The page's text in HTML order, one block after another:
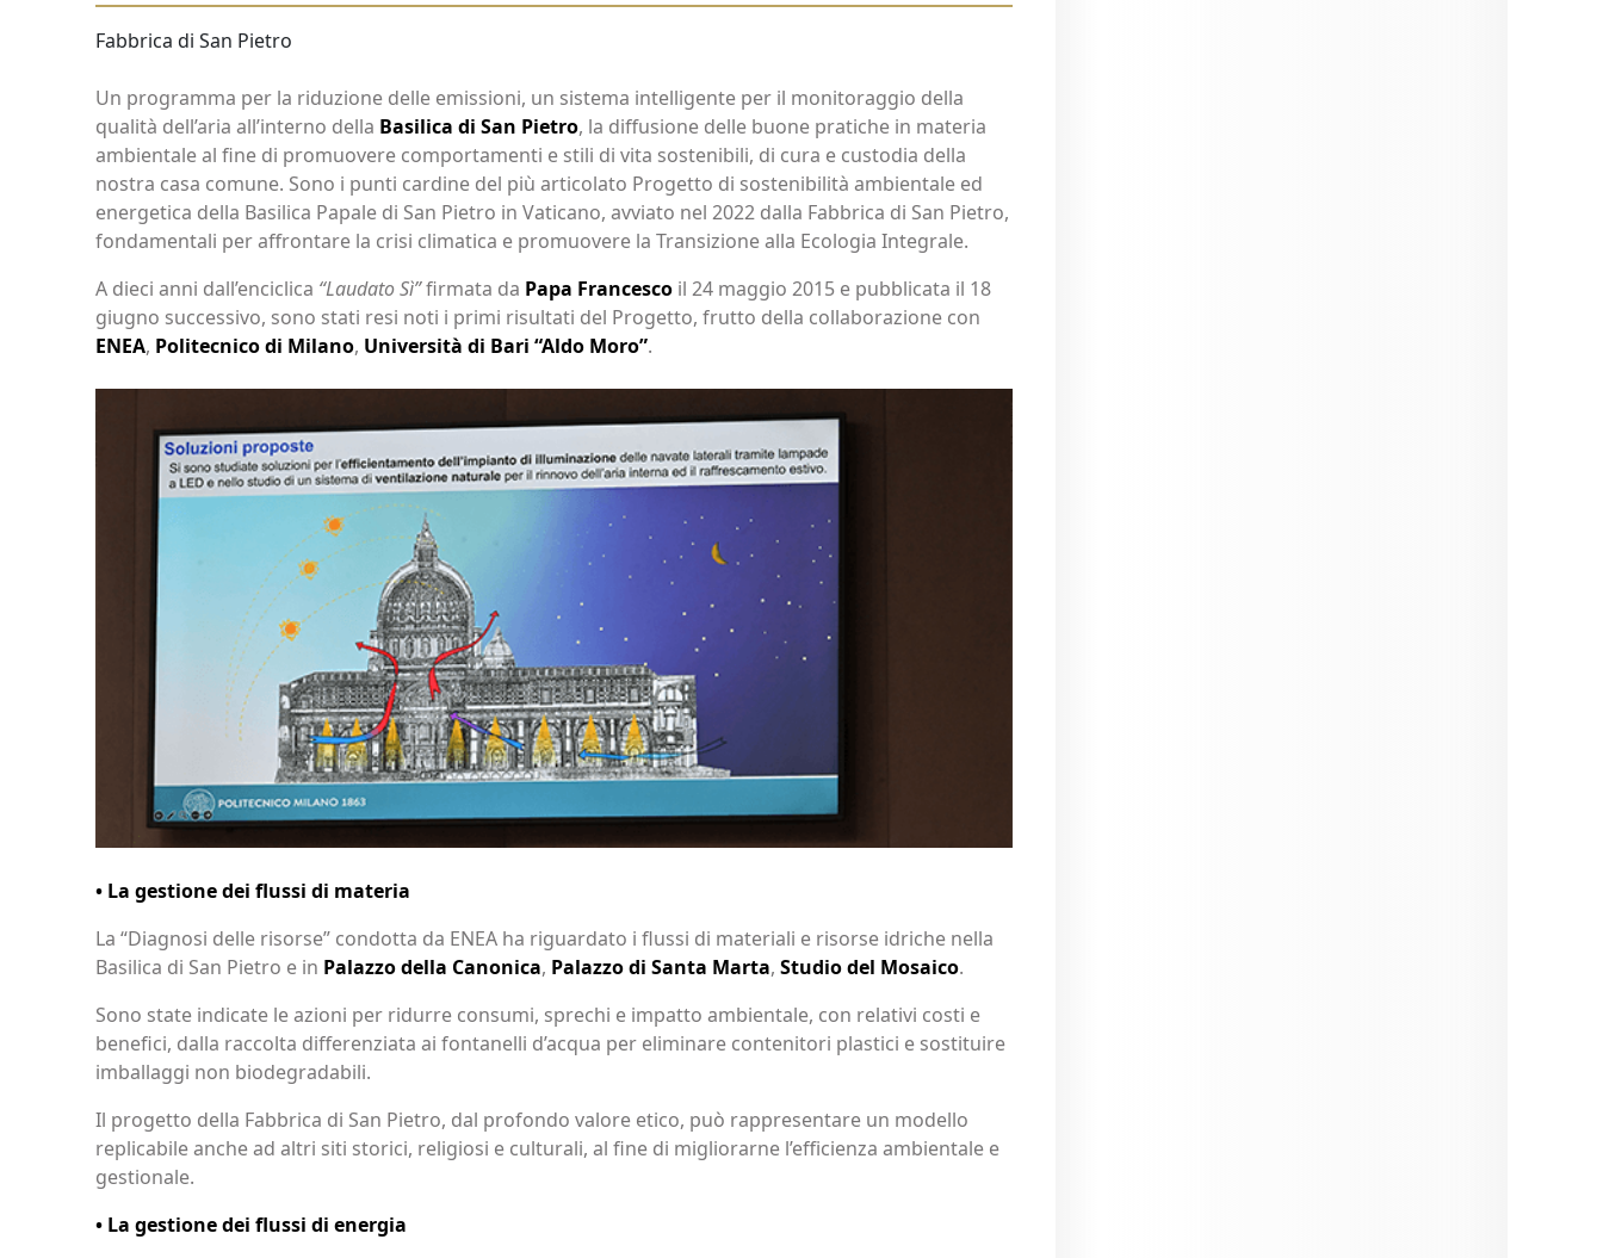
Fabbrica di San Pietro
Un programma per la riduzione delle emissioni, un sistema intelligente per il monitoraggio della
qualità dell’aria all’interno della Basilica di San Pietro, la diffusione delle buone pratiche in materia
ambientale al fine di promuovere comportamenti e stili di vita sostenibili, di cura e custodia della
nostra casa comune. Sono i punti cardine del più articolato Progetto di sostenibilità ambientale ed
energetica della Basilica Papale di San Pietro in Vaticano, avviato nel 2022 dalla Fabbrica di San Pietro,
fondamentali per affrontare la crisi climatica e promuovere la Transizione alla Ecologia Integrale.
A dieci anni dall’enciclica “Laudato Sì”firmata da Papa Francesco il 24 maggio 2015 e pubblicata il 18
giugno successivo, sono stati resi noti i primi risultati del Progetto, frutto della collaborazione con
ENEA, Politecnico di Milano, Università di Bari “Aldo Moro”.
• La gestione dei flussi di materia
La “Diagnosi delle risorse” condotta da ENEA ha riguardato i flussi di materiali e risorse idriche nella
Basilica di San Pietro e in Palazzo della Canonica, Palazzo di Santa Marta, Studio del Mosaico.
Sono state indicate le azioni per ridurre consumi, sprechi e impatto ambientale, con relativi costi e
benefici, dalla raccolta differenziata ai fontanelli d’acqua per eliminare contenitori plastici e sostituire
imballaggi non biodegradabili.
Il progetto della Fabbrica di San Pietro, dal profondo valore etico, può rappresentare un modello
replicabile anche ad altri siti storici, religiosi e culturali, al fine di migliorarne l’efficienza ambientale e
gestionale.
• La gestione dei flussi di energia